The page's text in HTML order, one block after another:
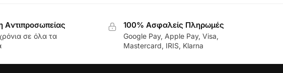
Aντιπροσωπείας
σε όλα τα
100% Ασφαλείς Πληρωμές
Google Pay, Apple Pay, Visa,
Mastercard, IRIS, Klarna